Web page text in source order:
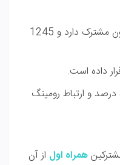
حدود 68.5 میلیون مشترک دارد و 1245
داده است.
حدود 84.2 درصد و ارتباط رومینگ
همراه اول از آن